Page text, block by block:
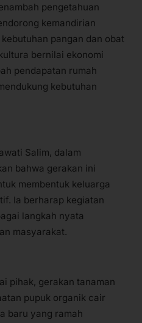
pengetahuan
kemandirian
pangan dan obat
bernilai ekonomi
pendapatan rumah
kebutuhan
Salim, dalam
bahwa gerakan ini
membentuk keluarga
Ia berharap kegiatan
langkah nyata
masyarakat.
pihak, gerakan tanaman
pupuk organik cair
baru yang ramah